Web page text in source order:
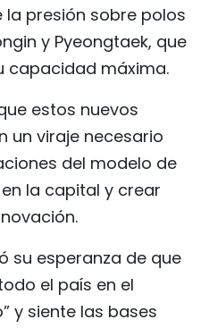
la presión sobre polos
y Pyeongtaek, que
capacidad máxima.
estos nuevos
un viraje necesario
del modelo de
la capital y crear
su esperanza de que
el país en el
y siente las bases